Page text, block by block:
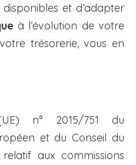
et d’adapter
à l’évolution de votre
trésorerie, vous en
n° 2015/751 du
et du Conseil du
aux commissions